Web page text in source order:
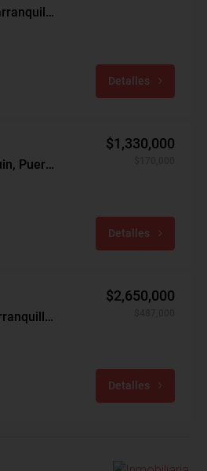
Apartamento Arriendo, Villa Country, Barranquilla (27827)
Detalles
Apartamento Arriendo, Ciudad Mallorquin, Puerto Colombia (31256)
$1,330,000
Detalles
Apartamento Arriendo, Villa Santos, Barranquilla (30860)
$2,650,000
Detalles